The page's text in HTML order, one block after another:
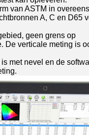
van ASTM in
A, C en D65
geen grens op
De verticale meting is
met nevel en de